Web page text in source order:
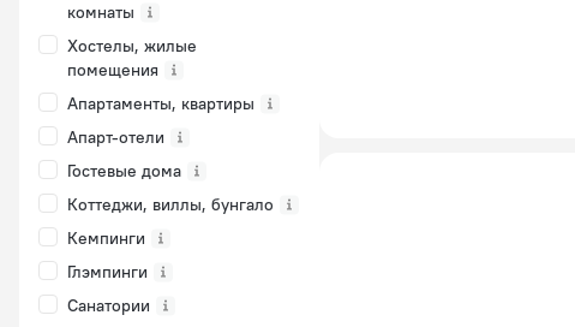
комнаты
Хостелы, жилые
помещения
Апартаменты, квартиры
Апарт-отели
Гостевые дома
Коттеджи, виллы, бунгало
Кемпинги
Глэмпинги
Санатории